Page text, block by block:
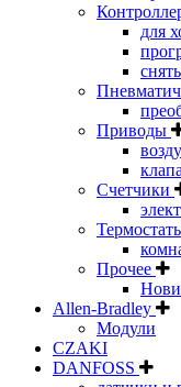
для
Приводы
Счетчики
Прочее
Allen-Bradley
Модули
CZAKI
DANFOSS